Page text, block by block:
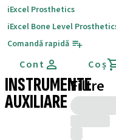
iExcel Prosthetics
iExcel Bone Level
Comandă rapidă
Cont Coș
INSTRUMENTE
AUXILIARE
Filtre